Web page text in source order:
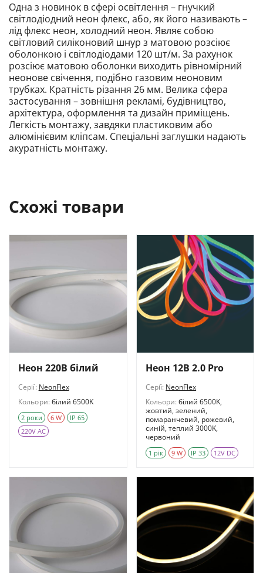
Одна з новинок в сфері освітлення – гнучкий
світлодіодний неон флекс, або, як його називають –
лід флекс неон, холодний неон. Являє собою
світловий силіконовий шнур з матовою розсіює
оболонкою і світлодіодами 120 шт/м. За рахунок
розсіює матовою оболонки виходить рівномірний
неонове свічення, подібно газовим неоновим
трубках. Кратність різання 26 мм. Велика сфера
застосування – зовнішня рекламі, будівництво,
архітектура, оформлення та дизайн приміщень.
Легкість монтажу, завдяки пластиковим або
алюмінієвим кліпсам. Спеціальні заглушки надають
акуратність монтажу.
Схожі товари
Неон 220В білий
Серії: NeonFlex
Кольори: білий 6500K
2 роки 6 W
IP 65
220V AC
Неон 12В 2.0 Pro
Серії: NeonFlex
Кольори: білий 6500K,
жовтий, зелений,
помаранчевий, рожевий,
синій, теплий 3000K,
червоний
1 рік 9 W IP 33 12V DC